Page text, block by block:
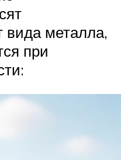
вида металла,
при